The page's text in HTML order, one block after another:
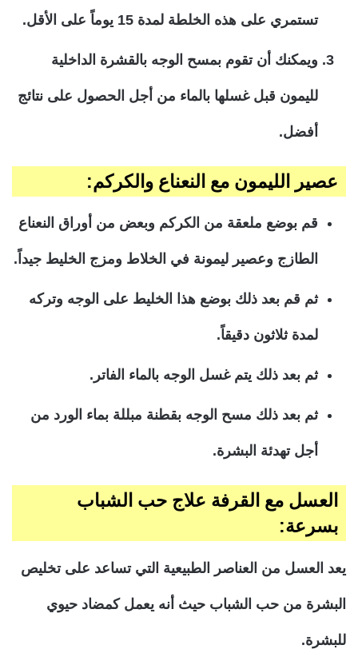
تستمري على هذه الخلطة لمدة 15 يوماً على الأقل.
ويمكنك أن تقوم بمسح الوجه بالقشرة الداخلية
لليمون قبل غسلها بالماء من أجل الحصول على نتائج
أفضل.
عصير الليمون مع النعناع والكركم:
قم بوضع ملعقة من الكركم وبعض من أوراق النعناع
الطازج وعصير ليمونة في الخلاط ومزج الخليط جيداً.
ثم قم بعد ذلك بوضع هذا الخليط على الوجه وتركه
لمدة ثلاثون دقيقاً.
ثم بعد ذلك يتم غسل الوجه بالماء الفاتر.
ثم بعد ذلك مسح الوجه بقطنة مبللة بماء الورد من
أجل تهدئة البشرة.
العسل مع القرفة علاج حب الشباب
بسرعة:
يعد العسل من العناصر الطبيعية التي تساعد على تخليص
البشرة من حب الشباب حيث أنه يعمل كمضاد حيوي
للبشرة.